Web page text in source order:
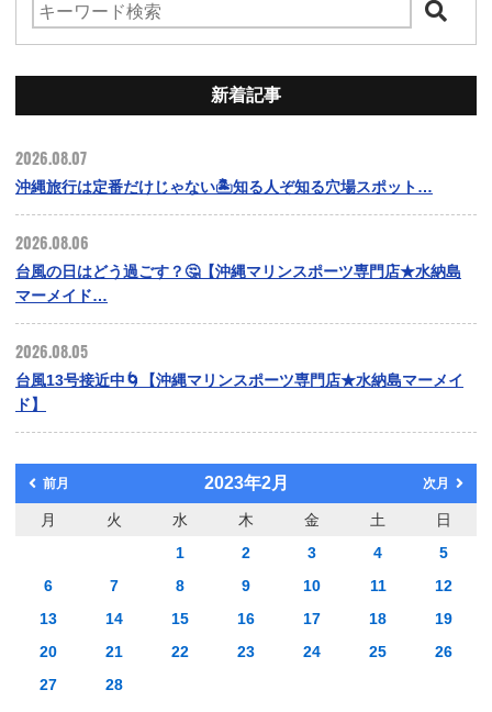
新着記事
2026.08.07
沖縄旅行は定番だけじゃない🏝️知る人ぞ知る穴場スポット…
2026.08.06
台風の日はどう過ごす？🤔【沖縄マリンスポーツ専門店★水納島
マーメイド…
2026.08.05
台風13号接近中🌀【沖縄マリンスポーツ専門店★水納島マーメイ
ド】
前月 2023年2月 次月
月 火 水 木 金 土
日
1
2 3 4
5
6
7 8 9 10 11
12
13
14 15 16 17 18
19
20
21 22 23 24 25
26
27
28